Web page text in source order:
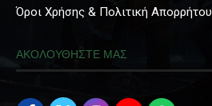
Όροι Χρήσης & Πολιτική Απορρήτου
ΑΚΟΛΟΥΘΗΣΤΕ ΜΑΣ